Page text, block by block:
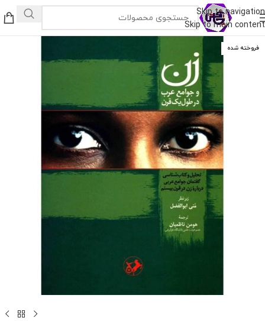
Skip to navigation
Skip to main content
فروخته شده